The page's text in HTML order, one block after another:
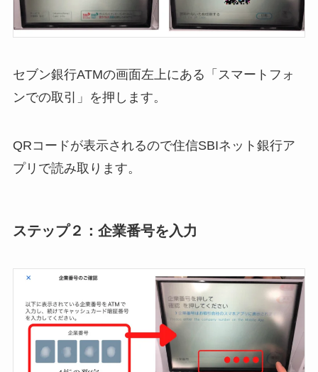
セブン銀行ATMの画面左上にある「スマートフォ
ンでの取引」を押します。
QRコードが表示されるので住信SBIネット銀行ア
プリで読み取ります。
ステップ２：企業番号を入力